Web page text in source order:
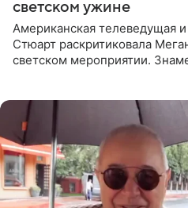
светском ужине
Американская телеведущая
Стюарт раскритиковала
светском мероприятии.